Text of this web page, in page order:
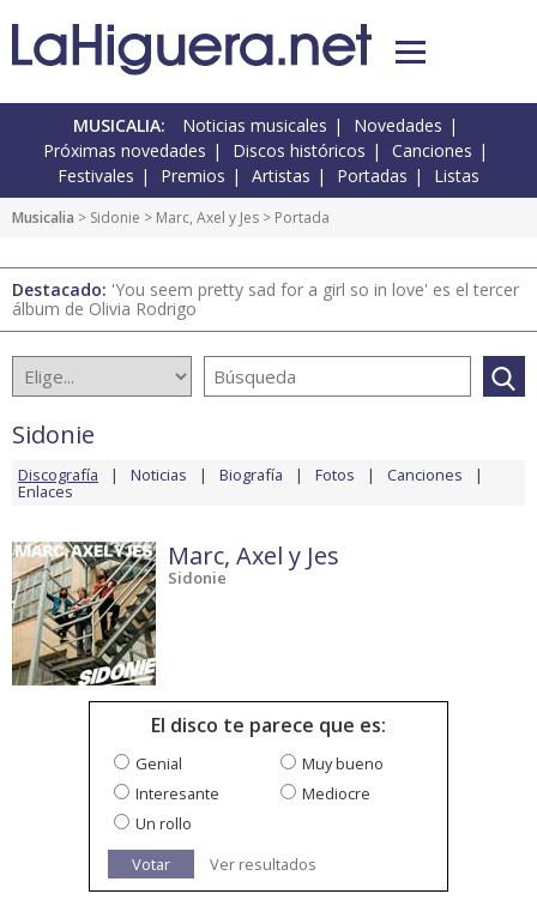
MUSICALIA: Noticias musicales
Novedades
Próximas novedades
Discos históricos
Canciones
Festivales
Premios Artistas Portadas Listas
Musicalia > Sidonie > Marc, Axel y Jes > Portada
Destacado: 'You seem pretty sad for a girl so in love' es el tercer
álbum de Olivia Rodrigo
Sidonie
Discografía Noticias Biografía Fotos Canciones
Enlaces
Marc, Axel y Jes
Sidonie
El disco te parece que es:
Genial
Muy bueno
Interesante
Mediocre
Un rollo
Votar
Ver resultados